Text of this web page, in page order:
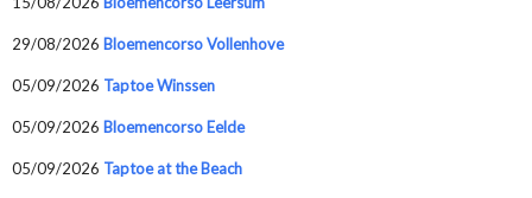
29/08/2026 Bloemencorso Vollenhove
05/09/2026 Taptoe Winssen
05/09/2026 Bloemencorso Eelde
05/09/2026 Taptoe at the Beach